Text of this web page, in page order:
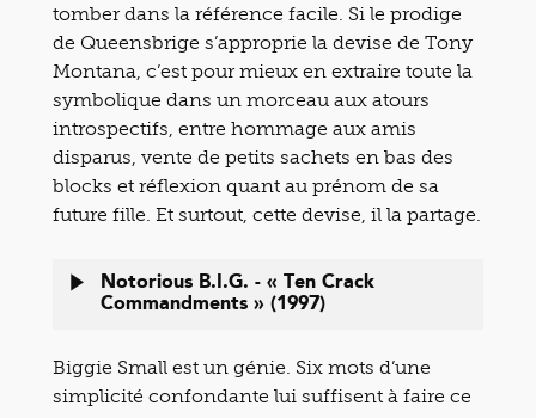
tomber dans la référence facile. Si le prodige
de Queensbrige s’approprie la devise de Tony
Montana, c’est pour mieux en extraire toute la
symbolique dans un morceau aux atours
introspectifs, entre hommage aux amis
disparus, vente de petits sachets en bas des
blocks et réflexion quant au prénom de sa
future fille. Et surtout, cette devise, il la partage.
Notorious B.I.G. - « Ten Crack
Commandments » (1997)
Biggie Small est un génie. Six mots d’une
simplicité confondante lui suffisent à faire ce